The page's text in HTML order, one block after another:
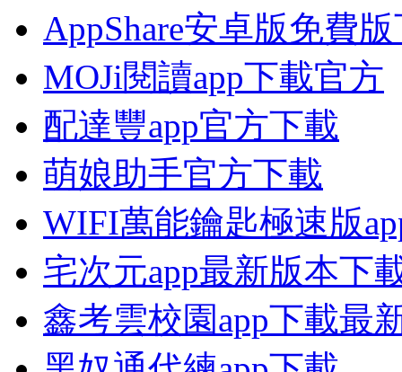
AppShare安卓版免費
MOJi閱讀app下載官方
配達豐app官方下載
萌娘助手官方下載
WIFI萬能鑰匙極速版
宅次元app最新版本下
鑫考雲校園app下載最